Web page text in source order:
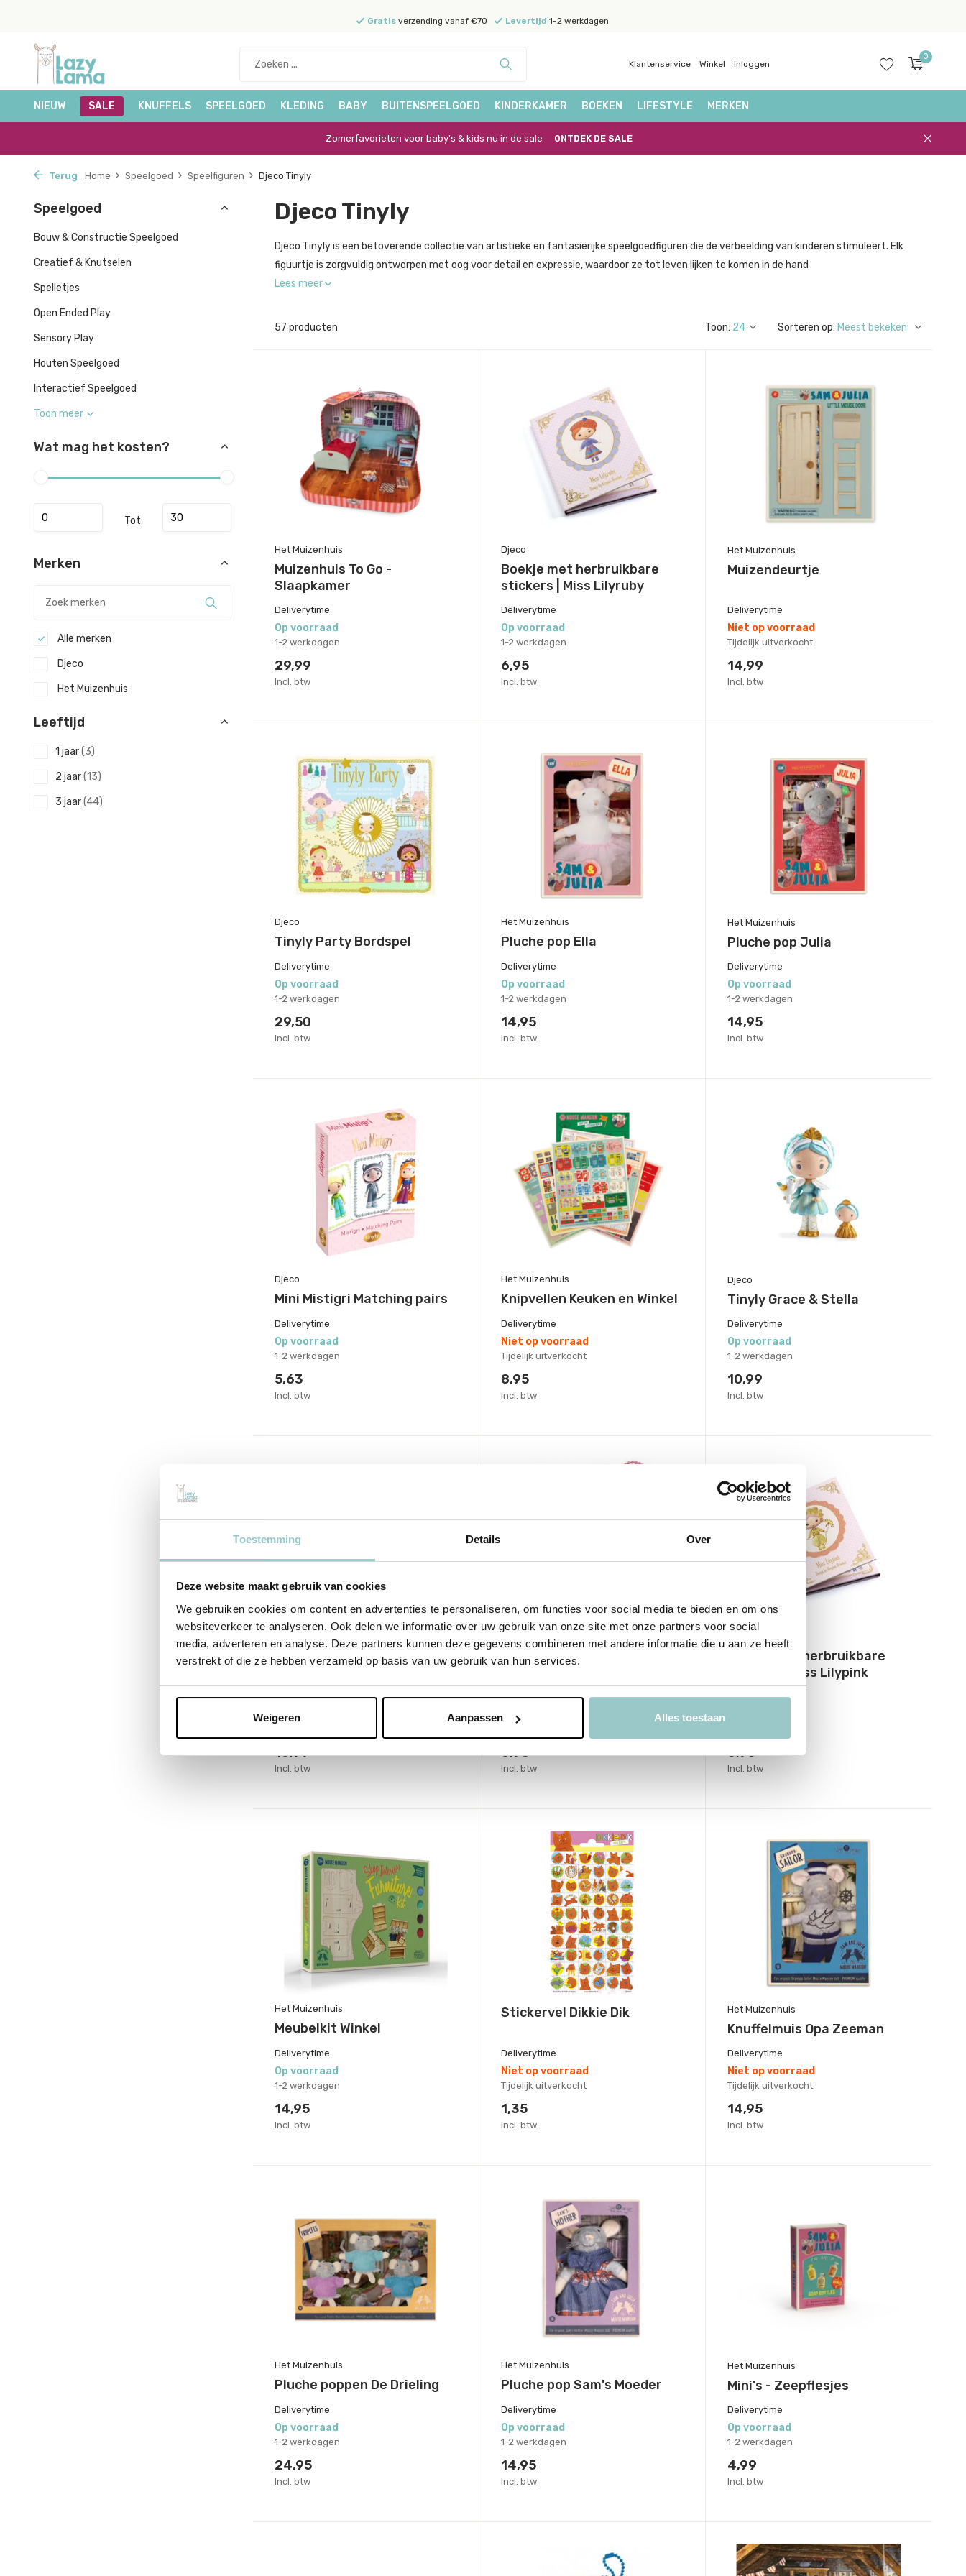
Toestemming Details Over
Deze website maakt gebruik van cookies
We gebruiken cookies om content en advertenties te personaliseren, om functies voor social media te bieden en om ons
websiteverkeer te analyseren. Ook delen we informatie over uw gebruik van onze site met onze partners voor social
media, adverteren en analyse. Deze partners kunnen deze gegevens combineren met andere informatie die u aan ze heeft
verstrekt of die ze hebben verzameld op basis van uw gebruik van hun services.
Weigeren Aanpassen Alles toestaan
Gratisverzending vanaf €70 Levertijd 1-2 werkdagen
Klantenservice Winkel Inloggen
0
NIEUW SALE KNUFFELS SPEELGOED KLEDING BABY BUITENSPEELGOED KINDERKAMER BOEKEN LIFESTYLE MERKEN
Zomerfavorieten voor baby's & kids nu in de sale ONTDEK DE SALE
Terug Home Speelgoed Speelfiguren Djeco Tinyly
Speelgoed
Bouw & Constructie Speelgoed
Creatief & Knutselen
Spelletjes
Open Ended Play
Sensory Play
Houten Speelgoed
Interactief Speelgoed
Toon meer
Wat mag het kosten?
Tot
Merken
Alle merken
Djeco
Het Muizenhuis
Leeftijd
1 jaar(3)
2 jaar(13)
3 jaar(44)
Djeco Tinyly
Djeco Tinyly is een betoverende collectie van artistieke en fantasierijke speelgoedfiguren die de verbeelding van kinderen stimuleert. Elk
figuurtje is zorgvuldig ontworpen met oog voor detail en expressie, waardoor ze tot leven lijken te komen in de hand
Lees meer
57 producten Toon: Sorteren op:
Het Muizenhuis
Muizenhuis To Go -
Slaapkamer
Deliverytime
Op voorraad
1-2 werkdagen
29,99
Incl. btw
Djeco
Boekje met herbruikbare
stickers | Miss Lilyruby
Deliverytime
Op voorraad
1-2 werkdagen
6,95
Incl. btw
Het Muizenhuis
Muizendeurtje
Deliverytime
Niet op voorraad
Tijdelijk uitverkocht
14,99
Incl. btw
Djeco
Tinyly Party Bordspel
Deliverytime
Op voorraad
1-2 werkdagen
29,50
Incl. btw
Het Muizenhuis
Pluche pop Ella
Deliverytime
Op voorraad
1-2 werkdagen
14,95
Incl. btw
Het Muizenhuis
Pluche pop Julia
Deliverytime
Op voorraad
1-2 werkdagen
14,95
Incl. btw
Djeco
Mini Mistigri Matching pairs
Deliverytime
Op voorraad
1-2 werkdagen
5,63
Incl. btw
Het Muizenhuis
Knipvellen Keuken en Winkel
Deliverytime
Niet op voorraad
Tijdelijk uitverkocht
8,95
Incl. btw
Djeco
Tinyly Grace & Stella
Deliverytime
Op voorraad
1-2 werkdagen
10,99
Incl. btw
Het Muizenhuis
Knuffelmuis Sams Vader
Deliverytime
Op voorraad
16,99
Incl. btw
Djeco
Ketting Tinyly Charms Berry
Deliverytime
Op voorraad
6,95
Incl. btw
Boekje met herbruikbare
stickers | Miss Lilypink
Deliverytime
6,95
Incl. btw
Het Muizenhuis
Meubelkit Winkel
Deliverytime
Op voorraad
1-2 werkdagen
14,95
Incl. btw
Stickervel Dikkie Dik
Deliverytime
Niet op voorraad
Tijdelijk uitverkocht
1,35
Incl. btw
Het Muizenhuis
Knuffelmuis Opa Zeeman
Deliverytime
Niet op voorraad
Tijdelijk uitverkocht
14,95
Incl. btw
Het Muizenhuis
Pluche poppen De Drieling
Deliverytime
Op voorraad
1-2 werkdagen
24,95
Incl. btw
Het Muizenhuis
Pluche pop Sam's Moeder
Deliverytime
Op voorraad
1-2 werkdagen
14,95
Incl. btw
Het Muizenhuis
Mini's - Zeepflesjes
Deliverytime
Op voorraad
1-2 werkdagen
4,99
Incl. btw